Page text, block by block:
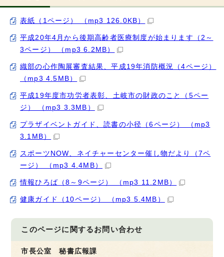
表紙（1ページ） （mp3 126.0KB）
平成20年4月から後期高齢者医療制度が始まります（2～
3ページ） （mp3 6.2MB）
織部の心作陶展審査結果、平成19年消防概況（4ページ）
（mp3 4.5MB）
平成19年度市功労者表彰、土岐市の財政のこと（5ペー
ジ） （mp3 3.3MB）
プラザイベントガイド、読書の小径（6ページ） （mp3
3.1MB）
スポーツNOW、ネイチャーセンター催し物だより（7ペ
ージ） （mp3 4.4MB）
情報ひろば（8～9ページ） （mp3 11.2MB）
健康ガイド（10ページ） （mp3 5.4MB）
このページに関するお問い合わせ
市長公室 秘書広報課